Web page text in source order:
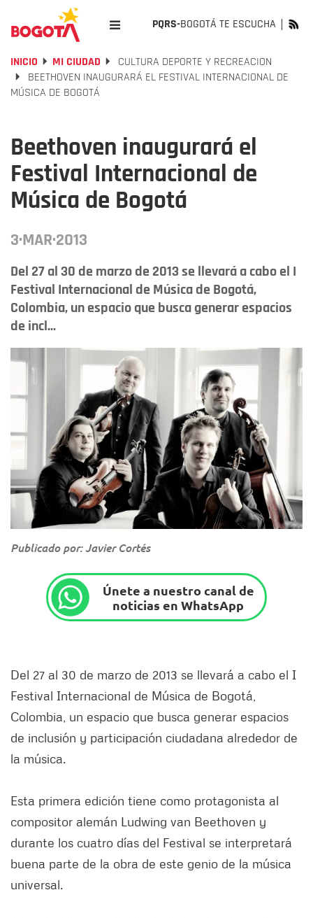
PQRS-BOGOTÁ TE ESCUCHA
INICIO MI CIUDAD
CULTURA DEPORTE Y RECREACION
BEETHOVEN INAUGURARÁ EL FESTIVAL INTERNACIONAL DE
MÚSICA DE BOGOTÁ
Beethoven inaugurará el
Festival Internacional de
Música de Bogotá
3·MAR·2013
Del 27 al 30 de marzo de 2013 se llevará a cabo el I
Festival Internacional de Música de Bogotá,
Colombia, un espacio que busca generar espacios
de incl...
Publicado por: Javier Cortés
Únete a nuestro canal de
noticias en WhatsApp
Del 27 al 30 de marzo de 2013 se llevará a cabo el I
Festival Internacional de Música de Bogotá,
Colombia, un espacio que busca generar espacios
de inclusión y participación ciudadana alrededor de
la música.
Esta primera edición tiene como protagonista al
compositor alemán Ludwing van Beethoven y
durante los cuatro días del Festival se interpretará
buena parte de la obra de este genio de la música
universal.